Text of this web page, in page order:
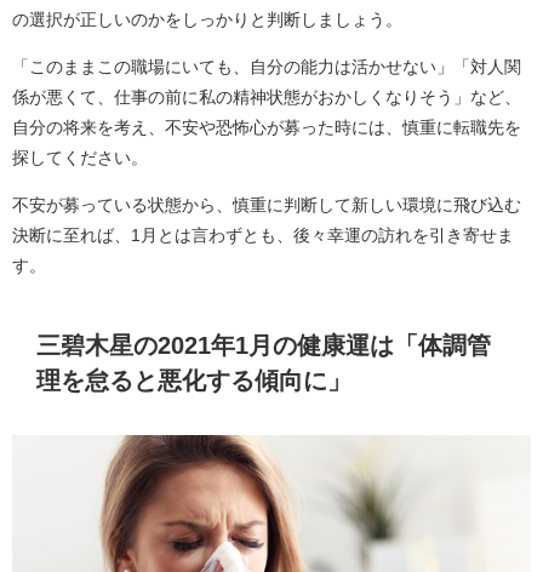
の選択が正しいのかをしっかりと判断しましょう。
「このままこの職場にいても、自分の能力は活かせない」「対人関
係が悪くて、仕事の前に私の精神状態がおかしくなりそう」など、
自分の将来を考え、不安や恐怖心が募った時には、慎重に転職先を
探してください。
不安が募っている状態から、慎重に判断して新しい環境に飛び込む
決断に至れば、1月とは言わずとも、後々幸運の訪れを引き寄せま
す。
三碧木星の2021年1月の健康運は「体調管
理を怠ると悪化する傾向に」